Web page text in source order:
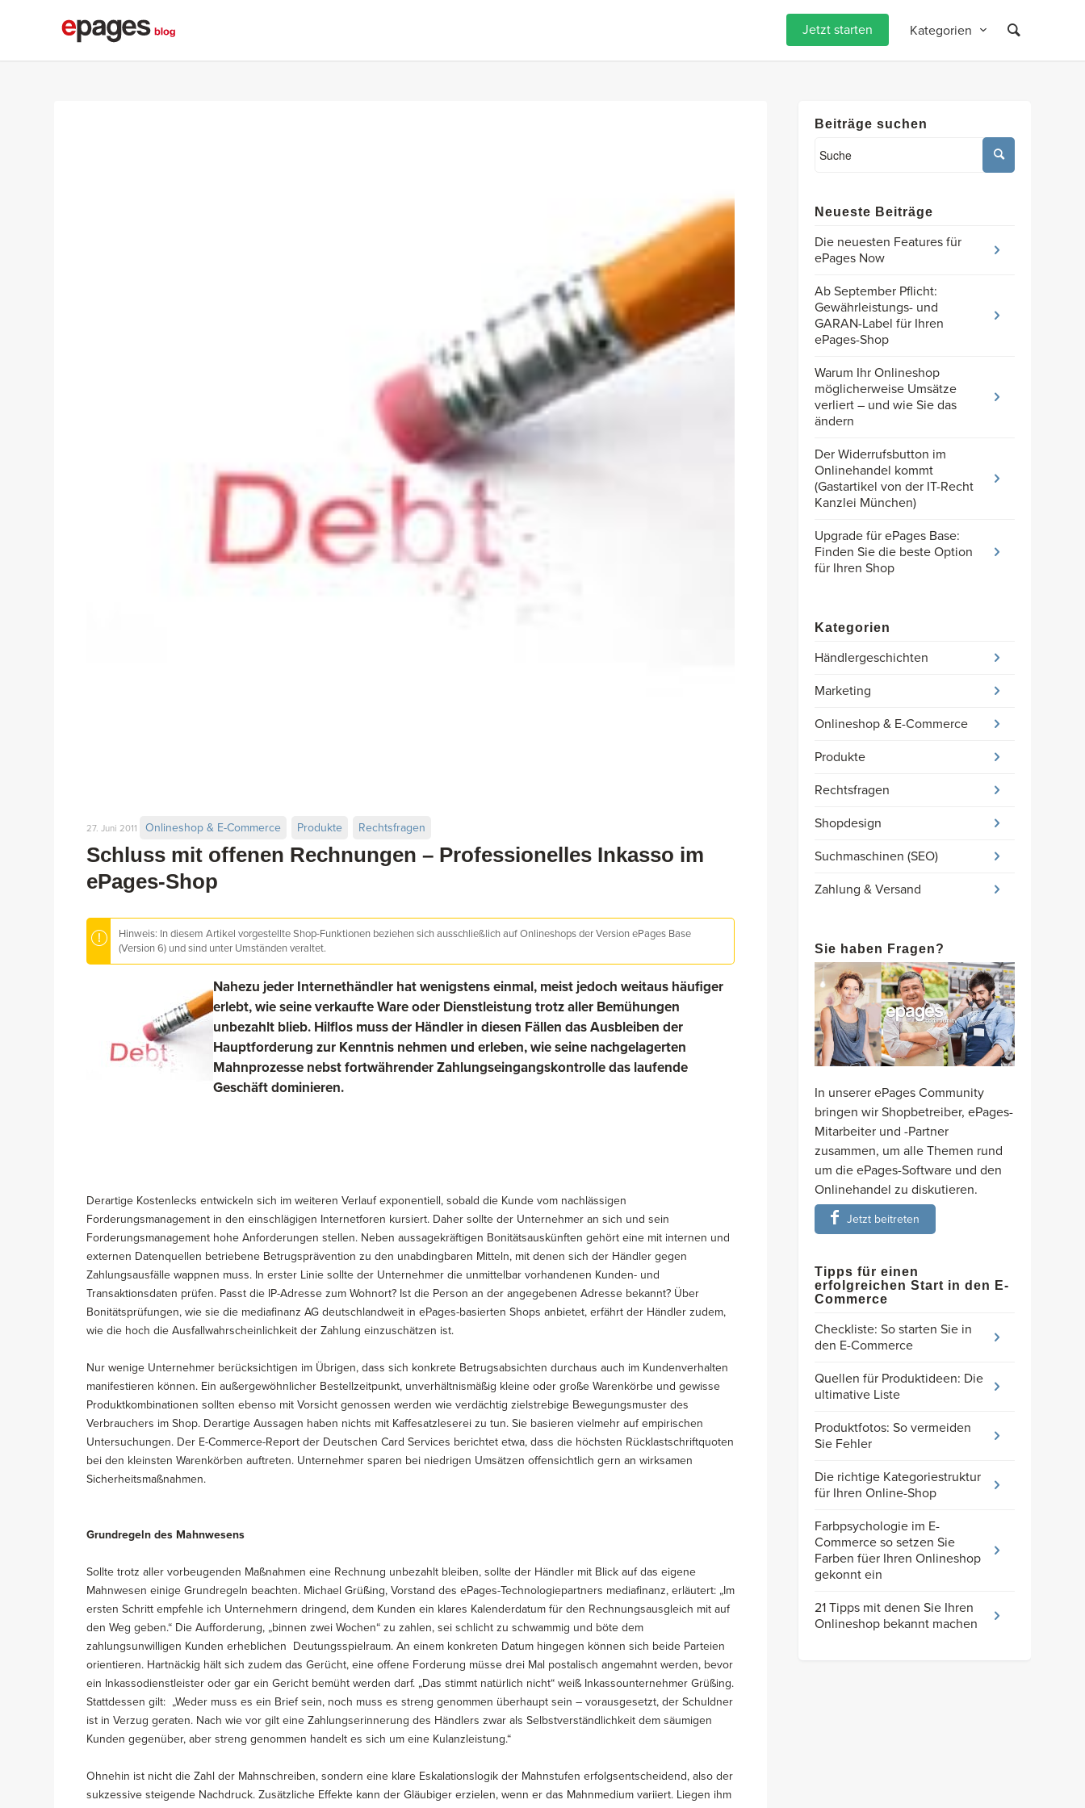
Jetzt starten Kategorien
Schluss mit offenen Rechnungen – Professionelles Inkasso im
ePages-Shop
27. Juni 2011 Onlineshop & E-Commerce Produkte Rechtsfragen
Hinweis: In diesem Artikel vorgestellte Shop-Funktionen beziehen sich ausschließlich auf Onlineshops der Version ePages Base
(Version 6) und sind unter Umständen veraltet.
Nahezu jeder Internethändler hat wenigstens einmal, meist jedoch weitaus häufiger
erlebt, wie seine verkaufte Ware oder Dienstleistung trotz aller Bemühungen
unbezahlt blieb. Hilflos muss der Händler in diesen Fällen das Ausbleiben der
Hauptforderung zur Kenntnis nehmen und erleben, wie seine nachgelagerten
Mahnprozesse nebst fortwährender Zahlungseingangskontrolle das laufende
Geschäft dominieren.
Derartige Kostenlecks entwickeln sich im weiteren Verlauf exponentiell, sobald die Kunde vom nachlässigen
Forderungsmanagement in den einschlägigen Internetforen kursiert. Daher sollte der Unternehmer an sich und sein
Forderungsmanagement hohe Anforderungen stellen. Neben aussagekräftigen Bonitätsauskünften gehört eine mit internen und
externen Datenquellen betriebene Betrugsprävention zu den unabdingbaren Mitteln, mit denen sich der Händler gegen
Zahlungsausfälle wappnen muss. In erster Linie sollte der Unternehmer die unmittelbar vorhandenen Kunden- und
Transaktionsdaten prüfen. Passt die IP-Adresse zum Wohnort? Ist die Person an der angegebenen Adresse bekannt? Über
Bonitätsprüfungen, wie sie die mediafinanz AG deutschlandweit in ePages-basierten Shops anbietet, erfährt der Händler zudem,
wie die hoch die Ausfallwahrscheinlichkeit der Zahlung einzuschätzen ist.
Nur wenige Unternehmer berücksichtigen im Übrigen, dass sich konkrete Betrugsabsichten durchaus auch im Kundenverhalten
manifestieren können. Ein außergewöhnlicher Bestellzeitpunkt, unverhältnismäßig kleine oder große Warenkörbe und gewisse
Produktkombinationen sollten ebenso mit Vorsicht genossen werden wie verdächtig zielstrebige Bewegungsmuster des
Verbrauchers im Shop. Derartige Aussagen haben nichts mit Kaffesatzleserei zu tun. Sie basieren vielmehr auf empirischen
Untersuchungen. Der E-Commerce-Report der Deutschen Card Services berichtet etwa, dass die höchsten Rücklastschriftquoten
bei den kleinsten Warenkörben auftreten. Unternehmer sparen bei niedrigen Umsätzen offensichtlich gern an wirksamen
Sicherheitsmaßnahmen.
Grundregeln des Mahnwesens
Sollte trotz aller vorbeugenden Maßnahmen eine Rechnung unbezahlt bleiben, sollte der Händler mit Blick auf das eigene
Mahnwesen einige Grundregeln beachten. Michael Grüßing, Vorstand des ePages-Technologiepartners mediafinanz, erläutert: „Im
ersten Schritt empfehle ich Unternehmern dringend, dem Kunden ein klares Kalenderdatum für den Rechnungsausgleich mit auf
den Weg geben.“ Die Aufforderung, „binnen zwei Wochen“ zu zahlen, sei schlicht zu schwammig und böte dem
zahlungsunwilligen Kunden erheblichen Deutungsspielraum. An einem konkreten Datum hingegen können sich beide Parteien
orientieren. Hartnäckig hält sich zudem das Gerücht, eine offene Forderung müsse drei Mal postalisch angemahnt werden, bevor
ein Inkassodienstleister oder gar ein Gericht bemüht werden darf. „Das stimmt natürlich nicht“ weiß Inkassounternehmer Grüßing.
Stattdessen gilt: „Weder muss es ein Brief sein, noch muss es streng genommen überhaupt sein – vorausgesetzt, der Schuldner
ist in Verzug geraten. Nach wie vor gilt eine Zahlungserinnerung des Händlers zwar als Selbstverständlichkeit dem säumigen
Kunden gegenüber, aber streng genommen handelt es sich um eine Kulanzleistung.“
Ohnehin ist nicht die Zahl der Mahnschreiben, sondern eine klare Eskalationslogik der Mahnstufen erfolgsentscheidend, also der
sukzessive steigende Nachdruck. Zusätzliche Effekte kann der Gläubiger erzielen, wenn er das Mahnmedium variiert. Liegen ihm
Beiträge suchen
Neueste Beiträge
Die neuesten Features für
ePages Now
Ab September Pflicht:
Gewährleistungs- und
GARAN-Label für Ihren
ePages-Shop
Warum Ihr Onlineshop
möglicherweise Umsätze
verliert – und wie Sie das
ändern
Der Widerrufsbutton im
Onlinehandel kommt
(Gastartikel von der IT-Recht
Kanzlei München)
Upgrade für ePages Base:
Finden Sie die beste Option
für Ihren Shop
Kategorien
Händlergeschichten
Marketing
Onlineshop & E-Commerce
Produkte
Rechtsfragen
Shopdesign
Suchmaschinen (SEO)
Zahlung & Versand
Sie haben Fragen?
In unserer ePages Community
bringen wir Shopbetreiber, ePages-
Mitarbeiter und -Partner
zusammen, um alle Themen rund
um die ePages-Software und den
Onlinehandel zu diskutieren.
Jetzt beitreten
Tipps für einen
erfolgreichen Start in den E-
Commerce
Checkliste: So starten Sie in
den E-Commerce
Quellen für Produktideen: Die
ultimative Liste
Produktfotos: So vermeiden
Sie Fehler
Die richtige Kategoriestruktur
für Ihren Online-Shop
Farbpsychologie im E-
Commerce so setzen Sie
Farben füer Ihren Onlineshop
gekonnt ein
21 Tipps mit denen Sie Ihren
Onlineshop bekannt machen